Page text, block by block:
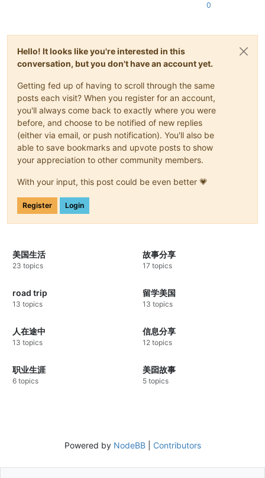
0
Hello! It looks like you're interested in this
conversation, but you don't have an account yet.
Getting fed up of having to scroll through the same
posts each visit? When you register for an account,
you'll always come back to exactly where you were
before, and choose to be notified of new replies
(either via email, or push notification). You'll also be
able to save bookmarks and upvote posts to show
your appreciation to other community members.
With your input, this post could be even better 💗
Register Login
美国生活
23 topics
故事分享
17 topics
road trip
13 topics
留学美国
13 topics
人在途中
13 topics
信息分享
12 topics
职业生涯
6 topics
美囶故事
5 topics
Powered by NodeBB| Contributors